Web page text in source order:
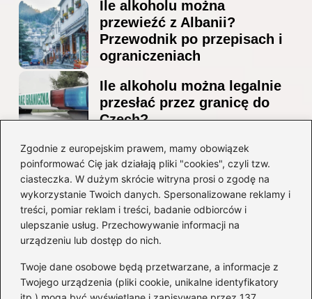
Zgodnie z europejskim prawem, mamy obowiązek
poinformować Cię jak działają pliki "cookies", czyli tzw.
ciasteczka. W dużym skrócie witryna prosi o zgodę na
wykorzystanie Twoich danych. Spersonalizowane reklamy i
treści, pomiar reklam i treści, badanie odbiorców i
ulepszanie usług. Przechowywanie informacji na
urządzeniu lub dostęp do nich.
Twoje dane osobowe będą przetwarzane, a informacje z
Twojego urządzenia (pliki cookie, unikalne identyfikatory
Ile alkoholu można
przewieźć z Albanii?
Przewodnik po przepisach i
ograniczeniach
Ile alkoholu można legalnie
przesłać przez granicę do
Czech?
Jak wygodnie dotrzeć z
lotniska Marco Polo do
Mestre? Poradnik krok po
kroku
Kategorie
Ciekawostki(8)